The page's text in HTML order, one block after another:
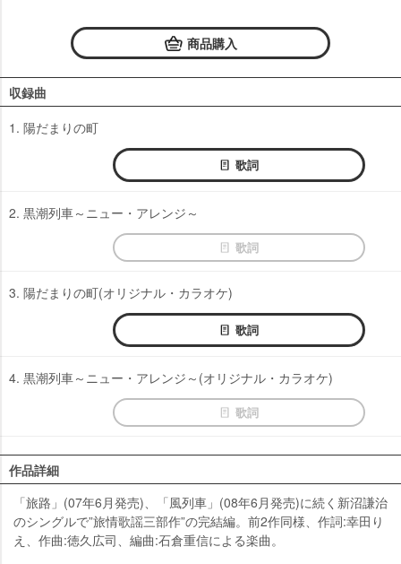
商品購入
収録曲
1. 陽だまりの町
歌詞
2. 黒潮列車～ニュー・アレンジ～
歌詞
3. 陽だまりの町(オリジナル・カラオケ)
歌詞
4. 黒潮列車～ニュー・アレンジ～(オリジナル・カラオケ)
歌詞
作品詳細
「旅路」(07年6月発売)、「風列車」(08年6月発売)に続く新沼謙治
のシングルで”旅情歌謡三部作”の完結編。前2作同様、作詞:幸田り
え、作曲:徳久広司、編曲:石倉重信による楽曲。